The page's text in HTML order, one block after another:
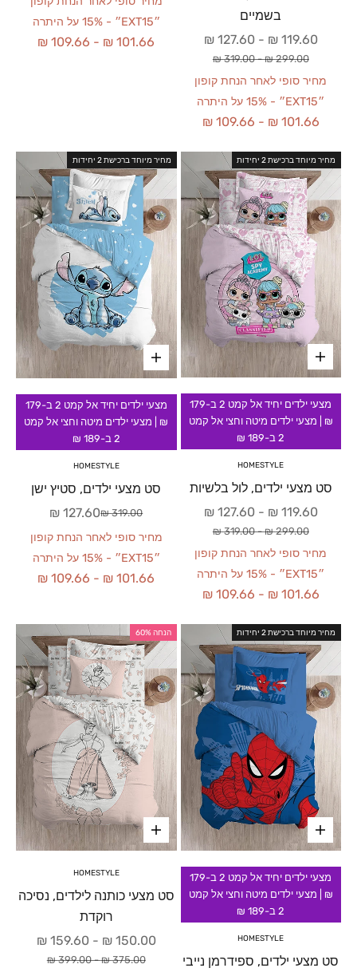
בשמיים
מחיר מבצע
119.60 ₪
-
127.60 ₪
מחיר רגיל
299.00 ₪
-
319.00 ₪
מחיר סופי לאחר הנחת קופון
״EXT15״ - 15% על היתרה
101.66 ₪
-
109.66 ₪
״EXT15״ - 15% על היתרה
101.66 ₪
-
109.66 ₪
מחיר מיוחד ברכישת 2 יחידות
מצעי ילדים יחיד אל קמט 2 ב-179
₪ | מצעי ילדים מיטה וחצי אל קמט
2 ב-189 ₪
HOMESTYLE
סט מצעי ילדים, לול בלשיות
מחיר מבצע
119.60 ₪
-
127.60 ₪
מחיר רגיל
299.00 ₪
-
319.00 ₪
מחיר סופי לאחר הנחת קופון
״EXT15״ - 15% על היתרה
101.66 ₪
-
109.66 ₪
מחיר מיוחד ברכישת 2 יחידות
מצעי ילדים יחיד אל קמט 2 ב-179
₪ | מצעי ילדים מיטה וחצי אל קמט
2 ב-189 ₪
HOMESTYLE
סט מצעי ילדים, סטיץ ישן
מחיר מבצע
127.60 ₪מחיר רגיל
319.00 ₪
מחיר סופי לאחר הנחת קופון
״EXT15״ - 15% על היתרה
101.66 ₪
-
109.66 ₪
מחיר מיוחד ברכישת 2 יחידות
מצעי ילדים יחיד אל קמט 2 ב-179
₪ | מצעי ילדים מיטה וחצי אל קמט
2 ב-189 ₪
HOMESTYLE
סט מצעי ילדים, ספידרמן נייבי
הנחה 60%
HOMESTYLE
סט מצעי כותנה לילדים, נסיכה
רוקדת
מחיר מבצע
150.00 ₪
-
159.60 ₪
מחיר רגיל
375.00 ₪
-
399.00 ₪